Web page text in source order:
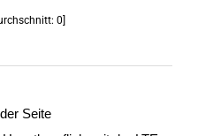
0]
Seite